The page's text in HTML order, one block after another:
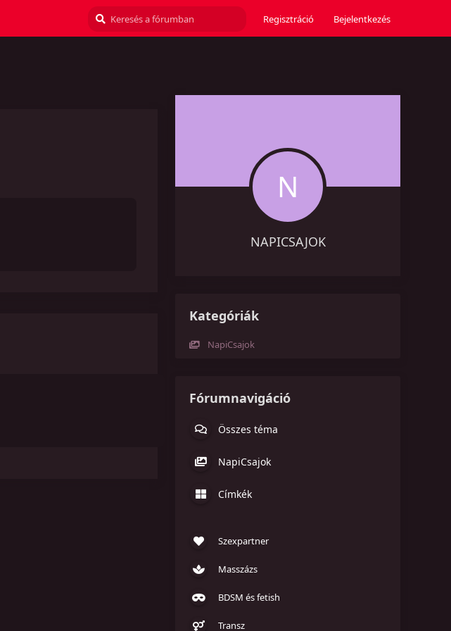
Regisztráció Bejelentkezés
N
NAPICSAJOK
Kategóriák
NapiCsajok
Fórumnavigáció
Összes téma
NapiCsajok
Címkék
Szexpartner
Masszázs
BDSM és fetish
Transz